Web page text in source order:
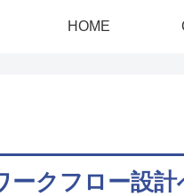
HOME
クフロー設